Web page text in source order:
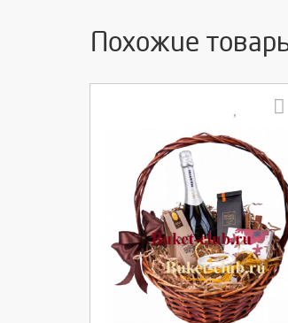
Похожие
Выберите количество:
Продолжить Отмена